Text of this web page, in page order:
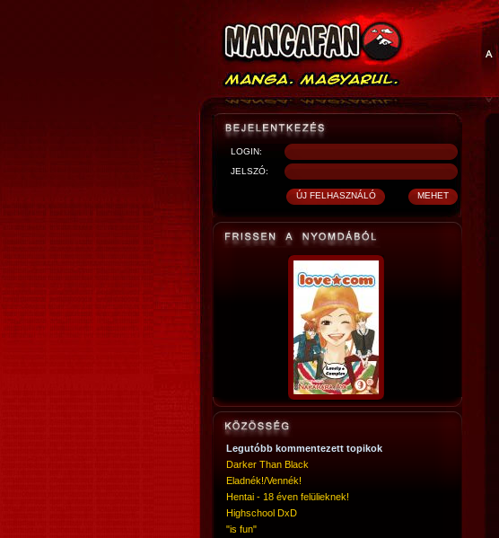
LOGIN:
JELSZÓ:
Legutóbb kommentezett topikok
Darker Than Black
Eladnék!/Vennék!
Hentai - 18 éven felülieknek!
Highschool DxD
"is fun"